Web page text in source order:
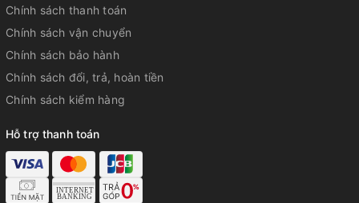
Chính sách thanh toán
Chính sách vận chuyển
Chính sách bảo hành
Chính sách đổi, trả, hoàn tiền
Chính sách kiểm hàng
Hỗ trợ thanh toán